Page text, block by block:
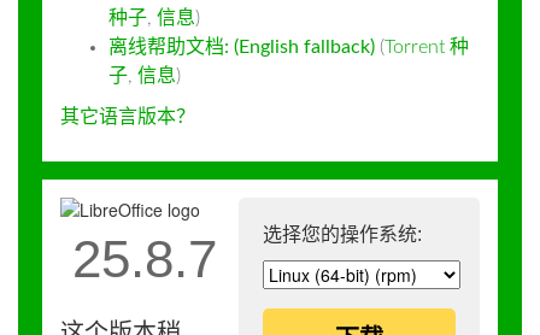
种子, 信息)
离线帮助文档: (English fallback) (Torrent 种
子, 信息)
其它语言版本？
选择您的操作系统:
25.8.7